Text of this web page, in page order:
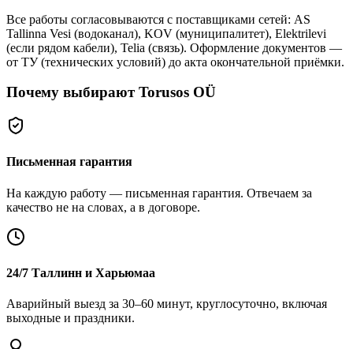
Все работы согласовываются с поставщиками сетей: AS
Tallinna Vesi (водоканал), KOV (муниципалитет), Elektrilevi
(если рядом кабели), Telia (связь). Оформление документов —
от ТУ (технических условий) до акта окончательной приёмки.
Почему выбирают Torusos OÜ
Письменная гарантия
На каждую работу — письменная гарантия. Отвечаем за
качество не на словах, а в договоре.
24/7 Таллинн и Харьюмаа
Аварийный выезд за 30–60 минут, круглосуточно, включая
выходные и праздники.